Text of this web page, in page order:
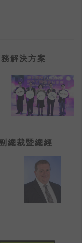
解決方案
總裁暨總經